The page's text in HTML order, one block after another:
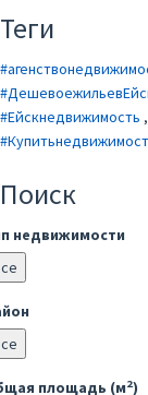
Теги
#Ейскнедвижимость ,
Поиск
недвижимости
площадь (м2)